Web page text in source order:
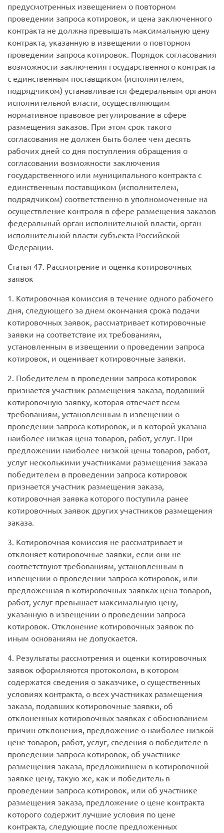
предусмотренных извещением о повторном
проведении запроса котировок, и цена заключенного
контракта не должна превышать максимальную цену
контракта, указанную в извещении о повторном
проведении запроса котировок. Порядок согласования
возможности заключения государственного контракта
с единственным поставщиком (исполнителем,
подрядчиком) устанавливается федеральным органом
исполнительной власти, осуществляющим
нормативное правовое регулирование в сфере
размещения заказов. При этом срок такого
согласования не должен быть более чем десять
рабочих дней со дня поступления обращения о
согласовании возможности заключения
государственного или муниципального контракта с
единственным поставщиком (исполнителем,
подрядчиком) соответственно в уполномоченные на
осуществление контроля в сфере размещения заказов
федеральный орган исполнительной власти, орган
исполнительной власти субъекта Российской
Федерации.
Статья 47. Рассмотрение и оценка котировочных
заявок
1. Котировочная комиссия в течение одного рабочего
дня, следующего за днем окончания срока подачи
котировочных заявок, рассматривает котировочные
заявки на соответствие их требованиям,
установленным в извещении о проведении запроса
котировок, и оценивает котировочные заявки.
2. Победителем в проведении запроса котировок
признается участник размещения заказа, подавший
котировочную заявку, которая отвечает всем
требованиям, установленным в извещении о
проведении запроса котировок, и в которой указана
наиболее низкая цена товаров, работ, услуг. При
предложении наиболее низкой цены товаров, работ,
услуг несколькими участниками размещения заказа
победителем в проведении запроса котировок
признается участник размещения заказа,
котировочная заявка которого поступила ранее
котировочных заявок других участников размещения
заказа.
3. Котировочная комиссия не рассматривает и
отклоняет котировочные заявки, если они не
соответствуют требованиям, установленным в
извещении о проведении запроса котировок, или
предложенная в котировочных заявках цена товаров,
работ, услуг превышает максимальную цену,
указанную в извещении о проведении запроса
котировок. Отклонение котировочных заявок по
иным основаниям не допускается.
4. Результаты рассмотрения и оценки котировочных
заявок оформляются протоколом, в котором
содержатся сведения о заказчике, о существенных
условиях контракта, о всех участниках размещения
заказа, подавших котировочные заявки, об
отклоненных котировочных заявках с обоснованием
причин отклонения, предложение о наиболее низкой
цене товаров, работ, услуг, сведения о победителе в
проведении запроса котировок, об участнике
размещения заказа, предложившем в котировочной
заявке цену, такую же, как и победитель в
проведении запроса котировок, или об участнике
размещения заказа, предложение о цене контракта
которого содержит лучшие условия по цене
контракта, следующие после предложенных